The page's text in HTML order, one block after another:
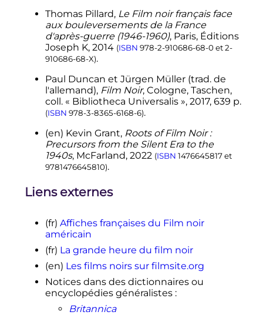
Thomas Pillard, Le Film noir français face
aux bouleversements de la France
d'après-guerre (1946-1960), Paris, Éditions
Joseph K, 2014 (ISBN 978-2-910686-68-0et2-
910686-68-X).
Paul Duncan et Jürgen Müller(trad.de
l'allemand), Film Noir, Cologne, Taschen,
coll.« Bibliotheca Universalis », 2017, 639 p.
(ISBN 978-3-8365-6168-6).
(en) Kevin Grant, Roots of Film Noir :
Precursors from the Silent Era to the
1940s, McFarland, 2022 (ISBN 1476645817et
9781476645810).
Liens externes
(fr) Affiches françaises du Film noir
américain
(fr) La grande heure du film noir
(en) Les films noirs sur filmsite.org
Notices dans des dictionnaires ou
encyclopédies généralistes:
Britannica